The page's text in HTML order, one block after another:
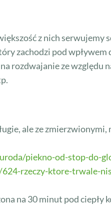
z nich serwujemy
zachodzi pod wpływem
rozdwajanie ze względu
ale ze
piekno-od-stop-do-
rzeczy-ktore-trwale-
na 30 minut pod ciepły